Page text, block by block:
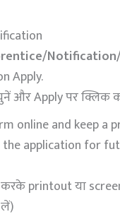
Apply.
और Apply पर क्लिक
online and keep a
application for
printout या